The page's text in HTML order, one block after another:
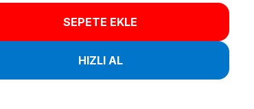
SEPETE EKLE
HIZLI AL